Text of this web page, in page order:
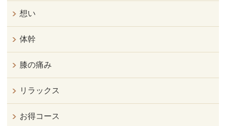
想い
体幹
膝の痛み
リラックス
お得コース